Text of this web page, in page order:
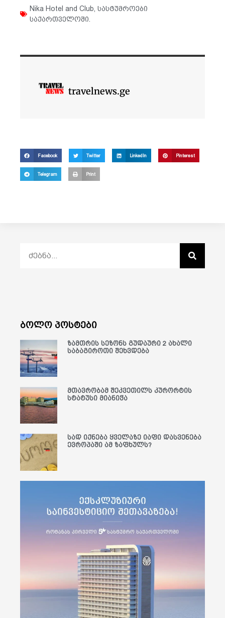
Nika Hotel and Club, სასტუმროები
საქართველოში.
travelnews.ge
Facebook Twitter LinkedIn Pinterest
Telegram Print
ბოლო პოსტები
ზამთრის სეზონს გუდაური 2 ახალი
საბაგიროთი შეხვდება
მთავრობამ შეკვეთილს კურორტის
სტატუსი მიანიჭა
სად იქნება ყველაზე იაფი დასვენება
ევროპაში ამ ზაფხულს?